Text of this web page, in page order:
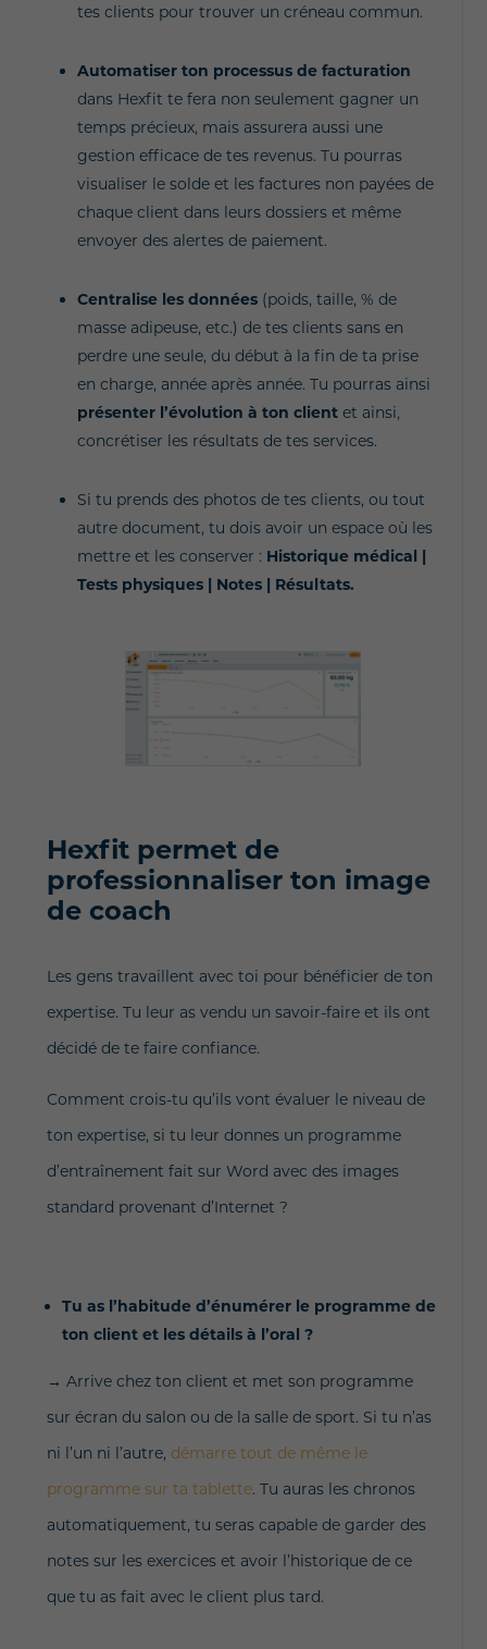
tes clients pour trouver un créneau commun.
Automatiser ton processus de facturation
dans Hexfit te fera non seulement gagner un
temps précieux, mais assurera aussi une
gestion efficace de tes revenus. Tu pourras
visualiser le solde et les factures non payées de
chaque client dans leurs dossiers et même
envoyer des alertes de paiement.
Centralise les données(poids, taille, % de
masse adipeuse, etc.) de tes clients sans en
perdre une seule, du début à la fin de ta prise
en charge, année après année. Tu pourras ainsi
présenter l’évolution à ton clientet ainsi,
concrétiser les résultats de tes services.
Si tu prends des photos de tes clients, ou tout
autre document, tu dois avoir un espace où les
mettre et les conserver : Historique médical |
Tests physiques | Notes | Résultats.
Hexfit permet de
professionnaliser ton image
de coach
Les gens travaillent avec toi pour bénéficier de ton
expertise. Tu leur as vendu un savoir-faire et ils ont
décidé de te faire confiance.
Comment crois-tu qu’ils vont évaluer le niveau de
ton expertise, si tu leur donnes un programme
d’entraînement fait sur Word avec des images
standard provenant d’Internet ?
Tu as l’habitude d’énumérer le programme de
ton client et les détails à l’oral ?
→ Arrive chez ton client et met son programme
sur écran du salon ou de la salle de sport. Si tu n’as
ni l’un ni l’autre, démarre tout de même le
programme sur ta tablette. Tu auras les chronos
automatiquement, tu seras capable de garder des
notes sur les exercices et avoir l’historique de ce
que tu as fait avec le client plus tard.